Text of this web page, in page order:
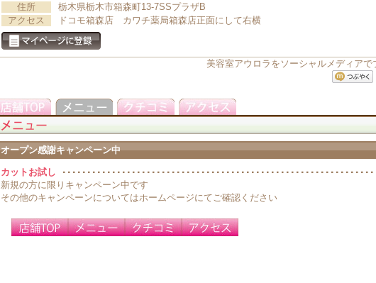
住所
栃木県栃木市箱森町13-7SSプラザB
アクセス
ドコモ箱森店 カワチ薬局箱森店正面にして右横
美容室アウロラをソーシャルメディア
オープン感謝キャンペーン中
カットお試し
新規の方に限りキャンペーン中です
その他のキャンペーンについてはホームページにてご確認ください